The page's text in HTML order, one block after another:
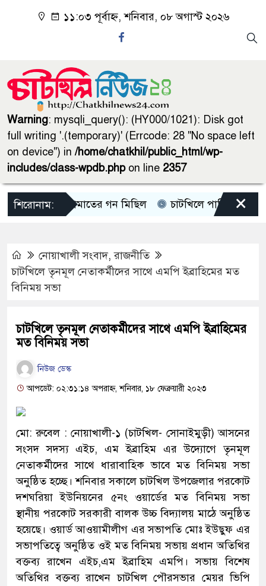
১১:০৩ পূর্বাহ্ন, শনিবার, ০৮ অগাস্ট ২০২৬
Warning: mysqli_query(): (HY000/1021): Disk got
full writing '.(temporary)' (Errcode: 28 "No space left
on device") in/home/chatkhil/public_html/wp-
includes/class-wpdb.phpon line 2357
শিরোনাম:
চাটখিলে জামাতের গন মিছিল চাটখিলে পানিতে ডুবে
×
নোয়াখালী সংবাদ,রাজনীতি
চাটখিলে তৃনমূল নেতাকর্মীদের সাথে এমপি ইব্রাহিমের মত
বিনিময় সভা
চাটখিলে তৃনমূল নেতাকর্মীদের সাথে এমপি ইব্রাহিমের
মত বিনিময় সভা
নিউজ ডেস্ক
আপডেট: ০২:৩১:১৪ অপরাহ্ন, শনিবার, ১৮ ফেব্রুয়ারী ২০২৩
মো: রুবেল : নোয়াখালী-১ (চাটখিল- সোনাইমুড়ী) আসনের
সংসদ সদস্য এইচ, এম ইব্রাহিম এর উদ্যোগে তৃনমূল
নেতাকর্মীদের সাথে ধারাবাহিক ভাবে মত বিনিময় সভা
অনুষ্ঠিত হচ্ছে। শনিবার সকালে চাটখিল উপজেলার পরকোট
দশঘরিয়া ইউনিয়নের ৫নং ওয়ার্ডের মত বিনিময় সভা
স্থানীয় পরকোট সরকারী বালক উচ্চ বিদ্যালয় মাঠে অনুষ্ঠিত
হয়েছে। ওয়ার্ড আওয়ামীলীগ এর সভাপতি মোঃ ইউছুফ এর
সভাপতিত্বে অনুষ্ঠিত ওই মত বিনিময় সভায় প্রধান অতিথির
বক্তব্য রাখেন এইচ,এম ইব্রাহিম এমপি। সভায় বিশেষ
অতিথির বক্তব্য রাখেন চাটখিল পৌরসভার মেয়র ভিপি